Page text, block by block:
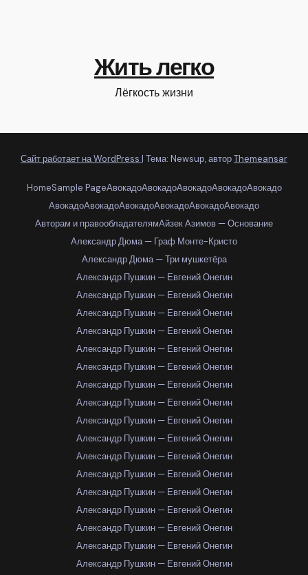
Жить легко
Лёгкость жизни
Сайт работает на WordPress | Тема: Newsup, авторThemeansar
HomeSample PageАвокадоАвокадоАвокадоАвокадоАвокадо
АвокадоАвокадоАвокадоАвокадоАвокадоАвокадо
Авторам и правообладателямАйзек Азимов — Основание
Александр Дюма — Граф Монте-Кристо
Александр Дюма — Три мушкетёра
Александр Пушкин — Евгений Онегин
Александр Пушкин — Евгений Онегин
Александр Пушкин — Евгений Онегин
Александр Пушкин — Евгений Онегин
Александр Пушкин — Евгений Онегин
Александр Пушкин — Евгений Онегин
Александр Пушкин — Евгений Онегин
Александр Пушкин — Евгений Онегин
Александр Пушкин — Евгений Онегин
Александр Пушкин — Евгений Онегин
Александр Пушкин — Евгений Онегин
Александр Пушкин — Евгений Онегин
Александр Пушкин — Евгений Онегин
Александр Пушкин — Евгений Онегин
Александр Пушкин — Евгений Онегин
Александр Пушкин — Евгений Онегин
Александр Пушкин — Евгений Онегин